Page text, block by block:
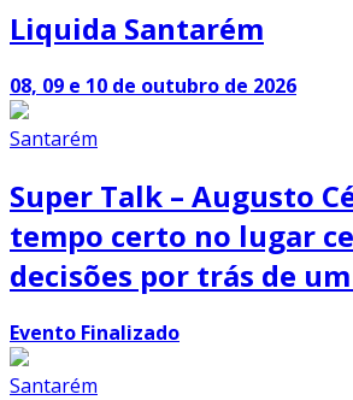
Liquida Santarém
08, 09 e 10 de outubro de 2026
Santarém
Super Talk – Augusto
tempo certo no lugar
decisões por trás de
Evento Finalizado
Santarém